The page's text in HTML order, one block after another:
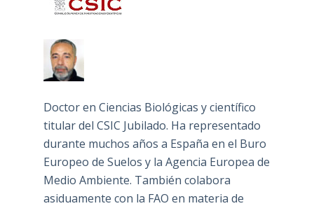
Doctor en Ciencias Biológicas y científico
titular del CSIC Jubilado. Ha representado
durante muchos años a España en el Buro
Europeo de Suelos y la Agencia Europea de
Medio Ambiente. También colabora
asiduamente con la FAO en materia de